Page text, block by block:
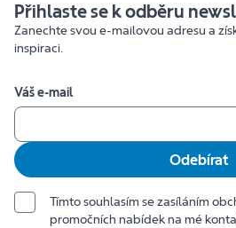
Přihlaste se k odběru
Zanechte svou e-mailovou adresu a
inspiraci.
Váš e-mail
Odebírat
Tímto souhlasím se zasíláním
promočních nabídek na mé